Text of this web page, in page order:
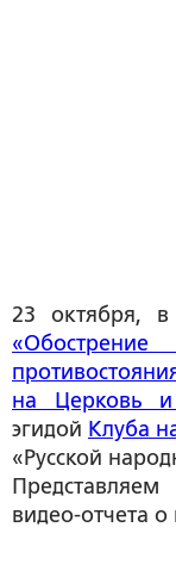
23 октября,
на Церковь и
эгидой Клуба
«Русской
видео-отчета